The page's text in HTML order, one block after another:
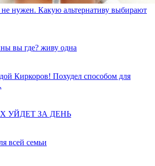
нужен. Какую альтернативу выбирают
вы где? живу одна
Киркоров! Похудел способом для
УЙДЕТ ЗА ДЕНЬ
всей семьи